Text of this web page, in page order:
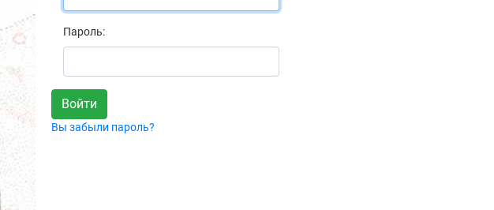
Пароль:
Вы забыли пароль?